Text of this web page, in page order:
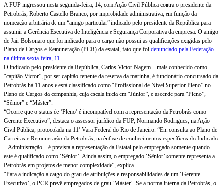
A FUP ingressou nesta segunda-feira, 14, com Ação Civil Pública contra o presidente da
Petrobrás, Roberto Castello Branco, por improbidade administrativa, em função da
nomeação arbitrária de um “amigo particular” indicado pelo presidente da República para
assumir a Gerência Executiva de Inteligência e Segurança Corporativa da empresa. O amigo
de Jair Bolsonaro que foi indicado para o cargo não possui as qualificações exigidas pelo
Plano de Cargos e Remuneração (PCR) da estatal, fato que foi denunciado pela Federação
na última sexta-feira, 11
O indicado pelo presidente da República, Carlos Victor Nagem – mais conhecido como
“capitão Victor”, por ser capitão-tenente da reserva da marinha, é funcionário concursado da
Petrobrás há 11 anos e está classificado como “Profissional de Nível Superior Pleno” no
Plano de Cargos da companhia, cuja escala inicia em “Júnior”, e ascende para “Pleno”,
“Sênior” e “Máster”.
“Ocorre que o status de ‘Pleno’ é incompatível com a representação da Petrobrás como
Gerente Executivo”, destaca o assessor jurídico da FUP, Normando Rodrigues, na Ação
Civil Pública, protocolada na 11ª Vara Federal do Rio de Janeiro. “Em consulta ao Plano de
Carreiras e Remuneração da Petrobrás, na ênfase de conhecimentos específicos do Indicado
– Administração – é prevista a representação da Estatal pelo empregado somente quando
este é qualificado como ‘Sênior’. Ainda assim, o empregado ‘Sênior’ somente representa a
Petrobrás em projetos de menor complexidade”, explica.
“Para a indicação a cargo do grau de atribuições e responsabilidades de um ‘Gerente
Executivo’, o PCR prevê empregados de grau ‘Máster’. Se a norma interna da Petrobrás, o